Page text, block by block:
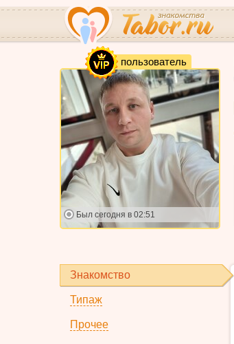
VIP
пользователь
Был сегодня в 02:51
Знакомство
Типаж
Прочее